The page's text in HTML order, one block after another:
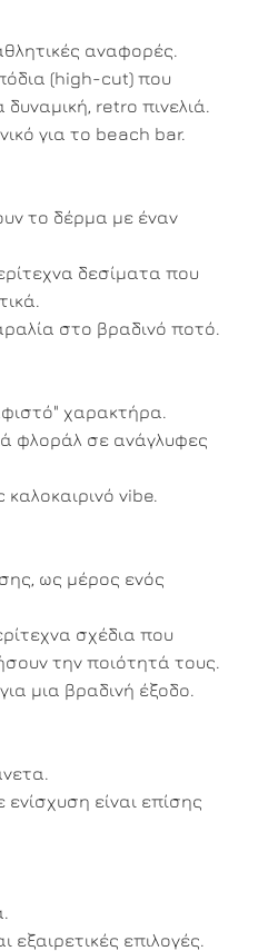
αναφορές.
(high-cut) που
retro πινελιά.
για το beach bar.
το δέρμα με έναν
δεσίματα που
στο βραδινό ποτό.
χαρακτήρα.
φλοράλ σε ανάγλυφες
vibe.
ως μέρος ενός
σχέδια που
την ποιότητά τους.
μια βραδινή έξοδο.
είναι επίσης
επιλογές.